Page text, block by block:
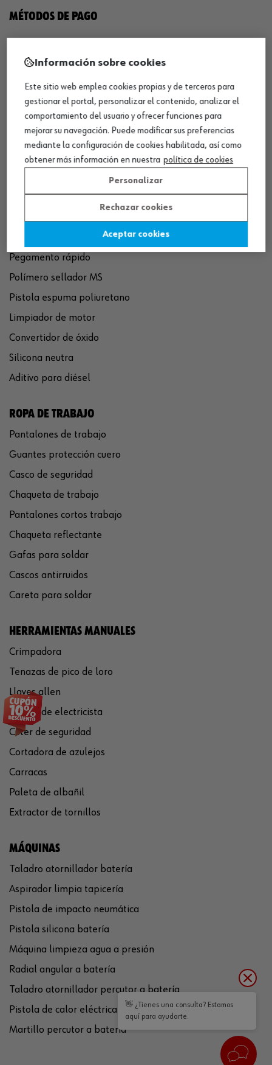
MÉTODOS DE PAGO
¡SÍGUENOS!
QUÍMICOS
Pegamento rápido
Polímero sellador MS
Pistola espuma poliuretano
Limpiador de motor
Convertidor de óxido
Silicona neutra
Aditivo para diésel
ROPA DE TRABAJO
Pantalones de trabajo
Guantes protección cuero
Casco de seguridad
Chaqueta de trabajo
Pantalones cortos trabajo
Chaqueta reflectante
Gafas para soldar
Cascos antirruidos
Careta para soldar
HERRAMIENTAS MANUALES
Crimpadora
Tenazas de pico de loro
Llaves allen
Tijeras de electricista
Cúter de seguridad
Cortadora de azulejos
Carracas
Paleta de albañil
Extractor de tornillos
MÁQUINAS
Taladro atornillador batería
Aspirador limpia tapicería
Pistola de impacto neumática
Pistola silicona batería
Máquina limpieza agua a presión
Radial angular a batería
Taladro atornillador percutor a batería
Pistola de calor eléctrica
Martillo percutor a batería
👋 ¿Tienes una consulta? Estamos
aquí para ayudarte.
Información sobre cookies
Este sitio web emplea cookies propias y de terceros para
gestionar el portal, personalizar el contenido, analizar el
comportamiento del usuario y ofrecer funciones para
mejorar su navegación. Puede modificar sus preferencias
mediante la configuración de cookies habilitada, así como
obtener más información en nuestra política de cookies
Personalizar
Rechazar cookies
Aceptar cookies